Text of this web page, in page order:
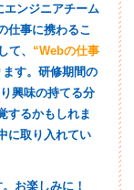
ンジニアチーム
仕事に携わるこ
て、 “Webの仕事
す。研修期間の
興味の持てる分
するかもしれま
に取り入れてい
お楽しみに！